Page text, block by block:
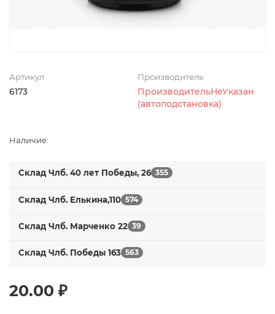
Артикул
6173
Производитель
ПроизводительНеУказан
(автоподстановка)
Наличие:
Склад Члб. 40 лет Победы, 26 355
Склад Члб. Елькина,110 574
Склад Члб. Марченко 22 39
Склад Члб. Победы 163 563
20.00 ₽